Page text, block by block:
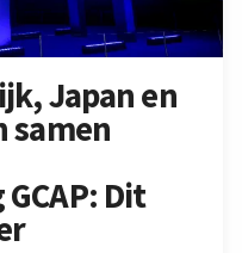
Japan en
samen
Dit